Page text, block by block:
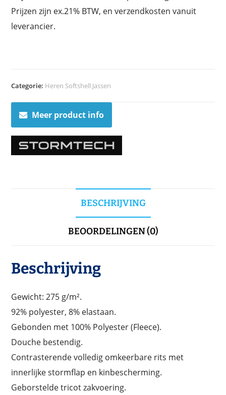
Prijzen zijn ex.21% BTW, en verzendkosten vanuit
leverancier.
Categorie: Heren Softshell Jassen
Meer product info
BESCHRIJVING
BEOORDELINGEN (0)
Beschrijving
Gewicht: 275 g/m².
92% polyester, 8% elastaan.
Gebonden met 100% Polyester (Fleece).
Douche bestendig.
Contrasterende volledig omkeerbare rits met
innerlijke stormflap en kinbescherming.
Geborstelde tricot zakvoering.